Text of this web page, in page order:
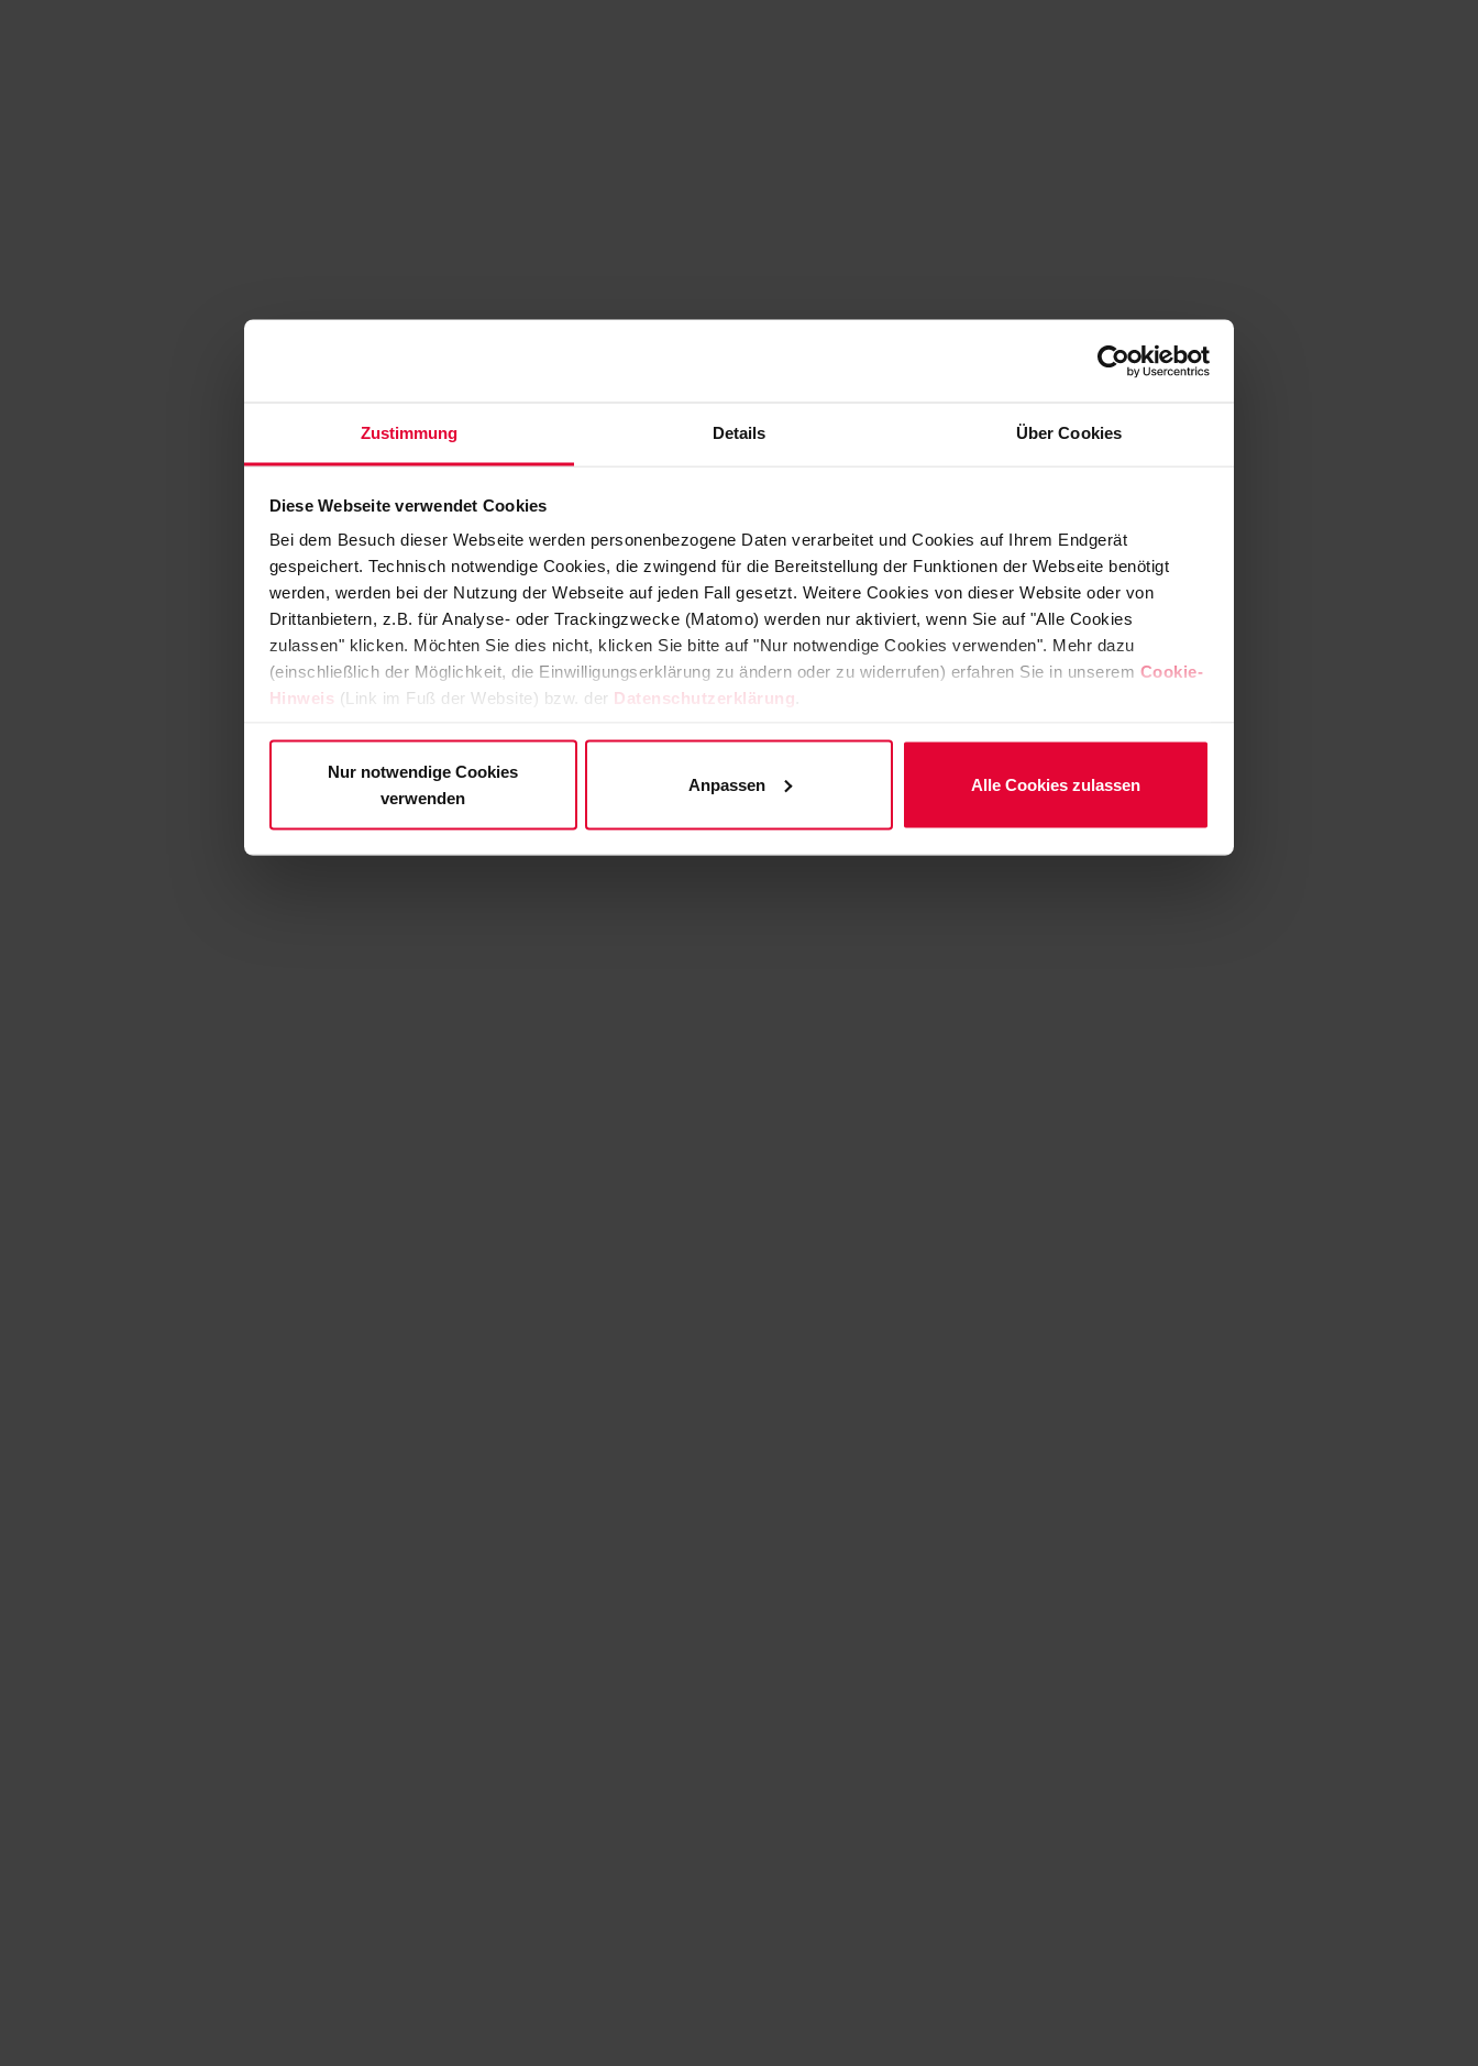
Zustimmung Details Über Cookies
Diese Webseite verwendet Cookies
Bei dem Besuch dieser Webseite werden personenbezogene Daten verarbeitet und Cookies auf Ihrem Endgerät
gespeichert. Technisch notwendige Cookies, die zwingend für die Bereitstellung der Funktionen der Webseite benötigt
werden, werden bei der Nutzung der Webseite auf jeden Fall gesetzt. Weitere Cookies von dieser Website oder von
Drittanbietern, z.B. für Analyse- oder Trackingzwecke (Matomo) werden nur aktiviert, wenn Sie auf "Alle Cookies
zulassen" klicken. Möchten Sie dies nicht, klicken Sie bitte auf "Nur notwendige Cookies verwenden". Mehr dazu
(einschließlich der Möglichkeit, die Einwilligungserklärung zu ändern oder zu widerrufen) erfahren Sie in unserem Cookie-
Hinweis (Link im Fuß der Website) bzw. der Datenschutzerklärung
Nur notwendige Cookies
verwenden
Anpassen Alle Cookies zulassen